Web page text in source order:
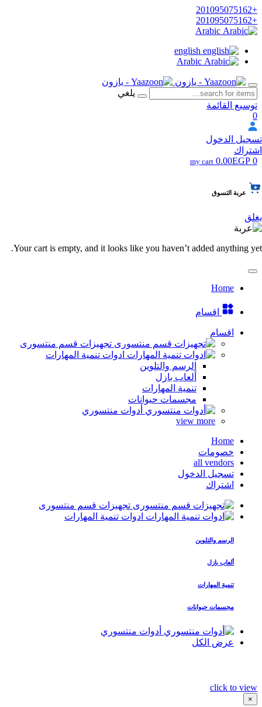
+201095075162
+201095075162
english
Arabic
يلغي
توسيع القائمة
0
تسجيل الدخول
اشتراك
0
my cart 0.00EGP
عربة التسوق
يغلق
Your cart is empty, and it looks like you haven’t added anything yet.
Home
اقسام
اقسام
تجهيزات قسم منتسورى
ادوات تنمية المهارات
الرسم والتلوين
ألعاب بازل
تنمية المهارات
مجسمات حيوانات
أدوات منتسوري
view more
Home
خصومات
all vendors
تسجيل الدخول
اشتراك
تجهيزات قسم منتسورى
ادوات تنمية المهارات
الرسم والتلوين
ألعاب بازل
تنمية المهارات
مجسمات حيوانات
أدوات منتسوري
عرض الكل
click to view
×